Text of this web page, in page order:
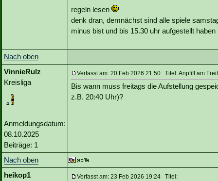
regeln lesen
denk dran, demnächst sind alle spiele
minus bist und bis 15.30 uhr aufgestellt
Nach oben
VinnieRulz
Kreisliga
Anmeldungsdatum:
08.10.2025
Beiträge: 1
Verfasst am: 20 Feb 2026 21:50 Titel: Anpfiff am
Bis wann muss freitags die Aufstellung
z.B. 20:40 Uhr)?
Nach oben
heikop1
Verfasst am: 23 Feb 2026 19:24 Titel: